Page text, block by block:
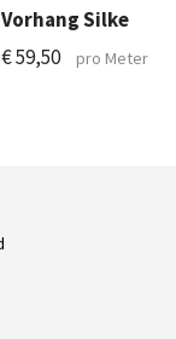
Vorhang Silke
€59,50 pro Meter